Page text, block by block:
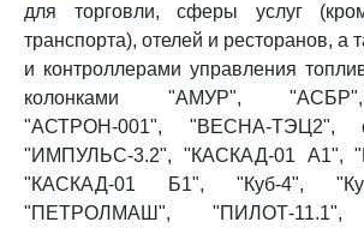
для торговли, сферы услуг
транспорта), отелей и ресторанов, а
и контроллерами управления
колонками "АМУР",
"АСТРОН-001", "ВЕСНА-ТЭЦ2",
"ИМПУЛЬС-3.2", "КАСКАД-01 А1",
"КАСКАД-01 Б1", "Куб-4",
"ПЕТРОЛМАШ", "ПИЛОТ-11.1",